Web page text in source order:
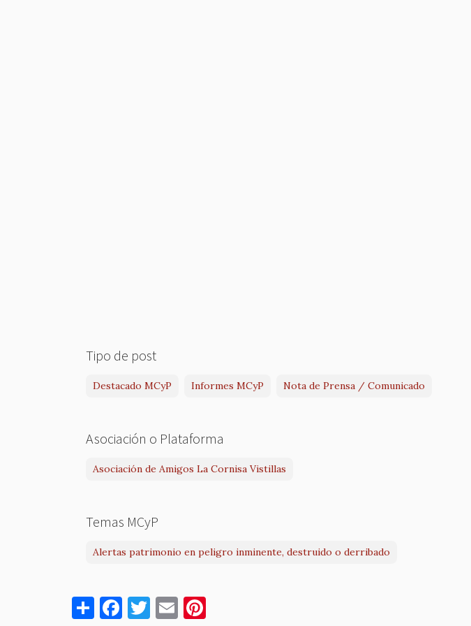
Tipo de post
Destacado MCyP Informes MCyP Nota de Prensa / Comunicado
Asociación o Plataforma
Asociación de Amigos La Cornisa Vistillas
Temas MCyP
Alertas patrimonio en peligro inminente, destruido o derribado
S F T E